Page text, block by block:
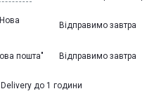
Відправимо завтра
пошта" Відправимо завтра
до 1 години